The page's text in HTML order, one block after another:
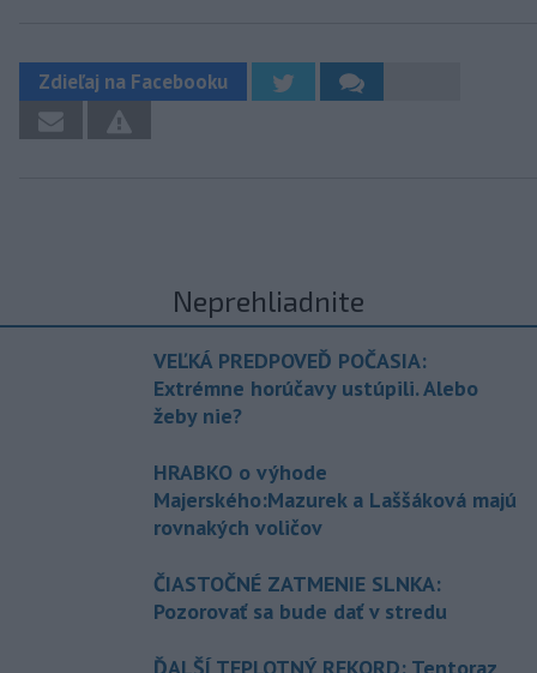
Zdieľaj na Facebooku
Neprehliadnite
VEĽKÁ PREDPOVEĎ POČASIA:
Extrémne horúčavy ustúpili. Alebo
žeby nie?
HRABKO o výhode
Majerského:Mazurek a Laššáková majú
rovnakých voličov
ČIASTOČNÉ ZATMENIE SLNKA:
Pozorovať sa bude dať v stredu